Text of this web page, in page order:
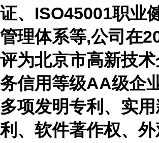
证、 ISO45001职业
管理体系等,公司在
评为北京市高新技
务信用等级AA级企
多项发明专利、实
利、软件著作权、外